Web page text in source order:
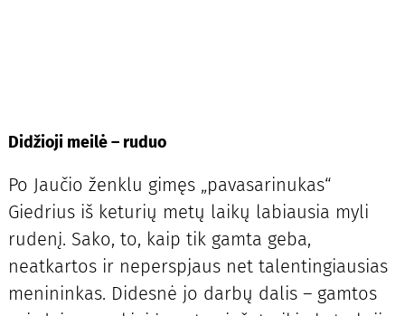
Didžioji meilė – ruduo
Po Jaučio ženklu gimęs „pavasarinukas“
Giedrius iš keturių metų laikų labiausia myli
rudenį. Sako, to, kaip tik gamta geba,
neatkartos ir neperspjaus net talentingiausias
menininkas. Didesnė jo darbų dalis – gamtos